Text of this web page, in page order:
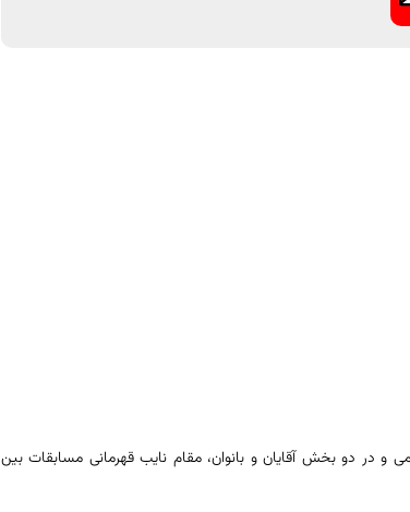
در دو بخش آقایان و بانوان، مقام نایب قهرمانی مسابقات بین